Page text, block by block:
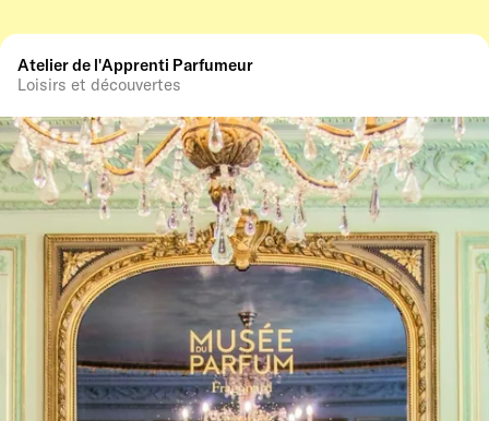
Atelier de l'Apprenti Parfumeur
Loisirs et découvertes